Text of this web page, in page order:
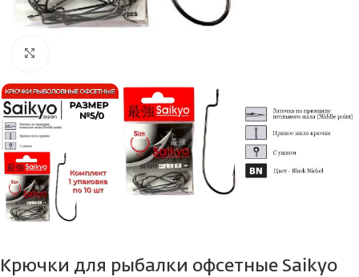
Крючки для рыбалки офсетные Saikyo